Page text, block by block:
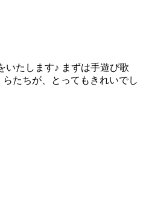
いたします♪ まずは手遊び歌
たちが、とってもきれいでし